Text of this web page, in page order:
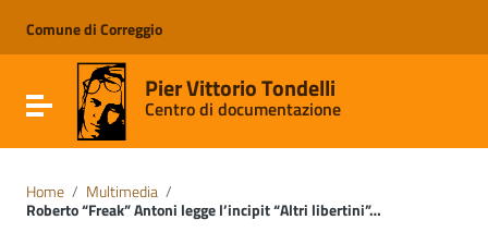
Vai al menu di navigazione
Vai al footer
Comune di Correggio
Attiva / disattiva la navigazione
Pier Vittorio Tondelli
Centro di documentazione
Home / Multimedia /
Roberto “Freak” Antoni legge l’incipit “Altri libertini”…